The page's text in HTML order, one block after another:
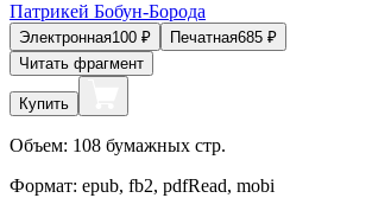
Патрикей Бобун-Борода
Электронная100 ₽ Печатная685 ₽
Читать фрагмент
Купить
Объем: 108 бумажных стр.
Формат: epub, fb2, pdfRead, mobi